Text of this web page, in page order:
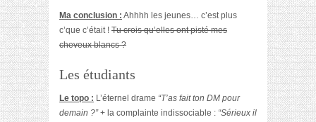
Ma conclusion : Ahhhh les jeunes… c’est plus
c’que c’était ! Tu crois qu’elles ont pisté mes
cheveux blancs ?
Les étudiants
Le topo : L’éternel drame “T’as fait ton DM pour
demain ?”+ la complainte indissociable : “Sérieux il